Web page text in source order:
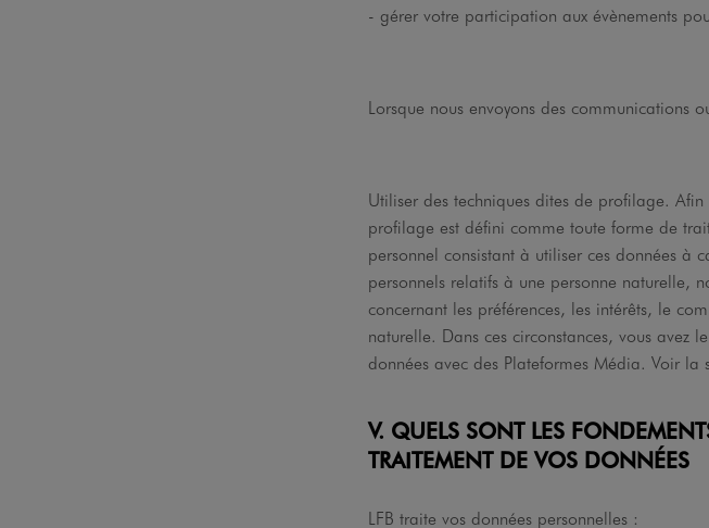
- gérer votre participation aux évènements
Lorsque nous envoyons des communications
Utiliser des techniques dites de profilage.
profilage est défini comme toute forme de
personnel consistant à utiliser ces données à
personnels relatifs à une personne naturelle,
concernant les préférences, les intérêts, le
naturelle. Dans ces circonstances, vous avez
données avec des Plateformes Média. Voir
V. QUELS SONT LES
TRAITEMENT DE VOS DONNÉES
LFB traite vos données personnelles :